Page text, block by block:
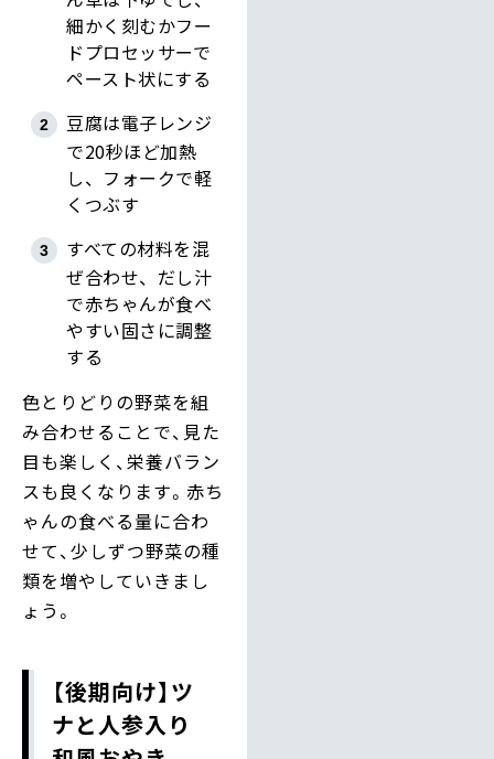
細かく刻むかフー
ドプロセッサーで
ペースト状にする
豆腐は電子レンジ
で20秒ほど加熱
し、フォークで軽
くつぶす
すべての材料を混
ぜ合わせ、だし汁
で赤ちゃんが食べ
やすい固さに調整
する
色とりどりの野菜を組
み合わせることで、見た
目も楽しく、栄養バラン
スも良くなります。赤ち
ゃんの食べる量に合わ
せて、少しずつ野菜の種
類を増やしていきまし
ょう。
【後期向け】ツ
ナと人参入り